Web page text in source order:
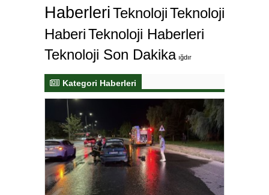
HaberleriTeknolojiTeknoloji
HaberiTeknoloji Haberleri
Teknoloji Son Dakika ığdır
Kategori Haberleri